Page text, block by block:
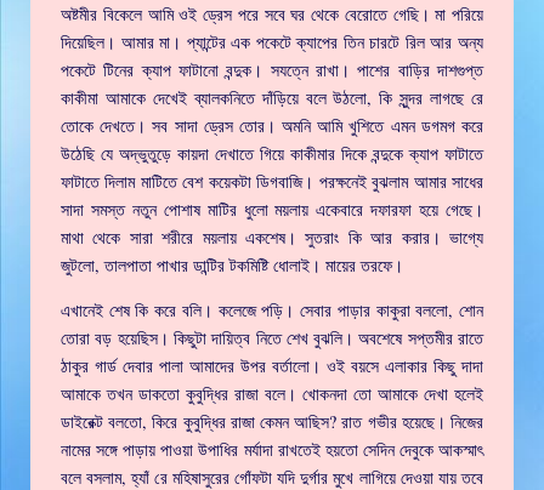
অষ্টমীর বিকেলে আমি ওই ড্রেস পরে সবে ঘর থেকে বেরোতে গেছি। মা পরিয়ে
দিয়েছিল। আমার মা। প্যান্টের এক পকেটে ক্যাপের তিন চারটে রিল আর অন্য
পকেটে টিনের ক্যাপ ফাটানো বন্দুক। সযত্নে রাখা। পাশের বাড়ির দাশগুপ্ত
কাকীমা আমাকে দেখেই ব্যালকনিতে দাঁড়িয়ে বলে উঠলো, কি সুন্দর লাগছে রে
তোকে দেখতে। সব সাদা ড্রেস তোর। অমনি আমি খুশিতে এমন ডগমগ করে
উঠেছি যে অদ্ভুতুড়ে কায়দা দেখাতে গিয়ে কাকীমার দিকে বন্দুকে ক্যাপ ফাটাতে
ফাটাতে দিলাম মাটিতে বেশ কয়েকটা ডিগবাজি। পরক্ষনেই বুঝলাম আমার সাধের
সাদা সমস্ত নতুন পোশাষ মাটির ধুলো ময়লায় একেবারে দফারফা হয়ে গেছে।
মাথা থেকে সারা শরীরে ময়লায় একশেষ। সুতরাং কি আর করার। ভাগ্যে
জুটলো, তালপাতা পাখার ডান্টির টকমিষ্টি ধোলাই। মায়ের তরফে।
এখানেই শেষ কি করে বলি। কলেজে পড়ি। সেবার পাড়ার কাকুরা বললো, শোন
তোরা বড় হয়েছিস। কিছুটা দায়িত্ব নিতে শেখ বুঝলি। অবশেষে সপ্তমীর রাতে
ঠাকুর গার্ড দেবার পালা আমাদের উপর বর্তালো। ওই বয়সে এলাকার কিছু দাদা
আমাকে তখন ডাকতো কুবুদ্ধির রাজা বলে। খোকনদা তো আমাকে দেখা হলেই
ডাইরেক্ট বলতো, কিরে কুবুদ্ধির রাজা কেমন আছিস? রাত গভীর হয়েছে। নিজের
নামের সঙ্গে পাড়ায় পাওয়া উপাধির মর্যাদা রাখতেই হয়তো সেদিন দেবুকে আকস্মাৎ
বলে বসলাম, হ্যাঁ রে মহিষাসুরের গোঁফটা যদি দুর্গার মুখে লাগিয়ে দেওয়া যায় তবে